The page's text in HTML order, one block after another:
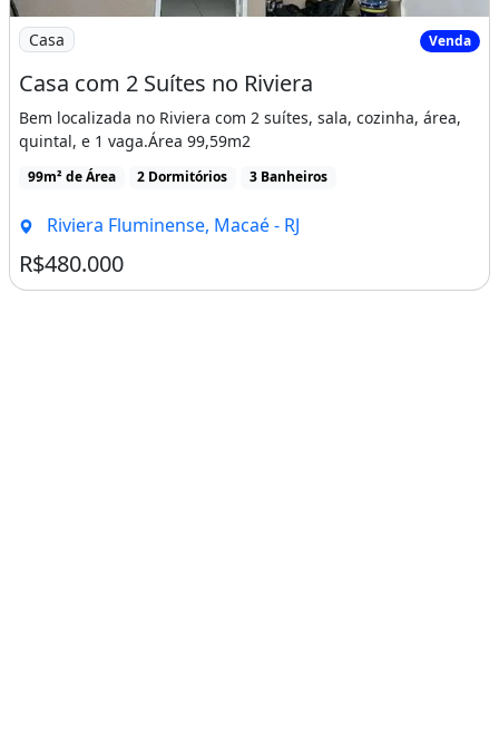
Imagem: Casa com 2 Suítes no Riviera
Casa Venda
Casa com 2 Suítes no Riviera
Bem localizada no Riviera com 2 suítes, sala, cozinha, área,
quintal, e 1 vaga.Área 99,59m2
99m² de Área 2 Dormitórios 3 Banheiros
Riviera Fluminense, Macaé - RJ
R$480.000